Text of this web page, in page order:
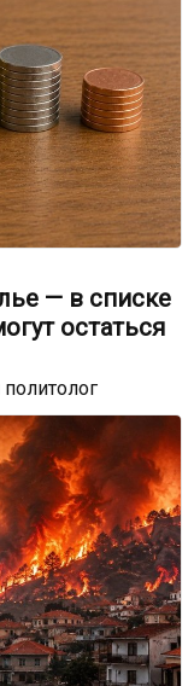
— в списке
остаться